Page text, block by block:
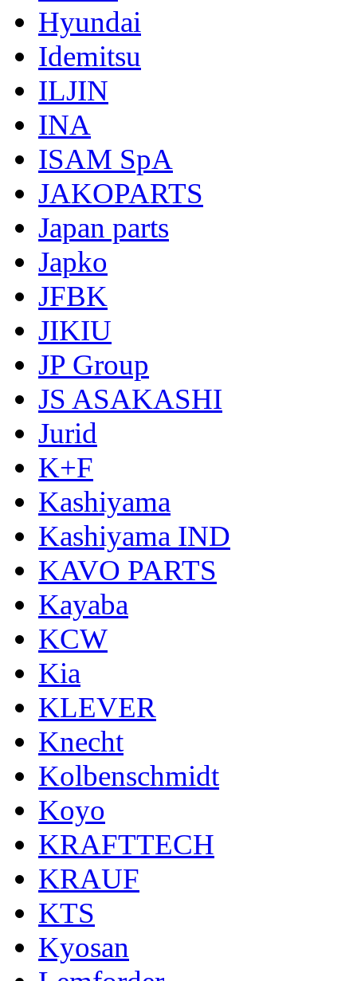
Hyundai
Idemitsu
ILJIN
INA
ISAM SpA
JAKOPARTS
Japan parts
Japko
JFBK
JIKIU
JP Group
JS ASAKASHI
Jurid
K+F
Kashiyama
Kashiyama IND
KAVO PARTS
Kayaba
KCW
Kia
KLEVER
Knecht
Kolbenschmidt
Koyo
KRAFTTECH
KRAUF
KTS
Kyosan